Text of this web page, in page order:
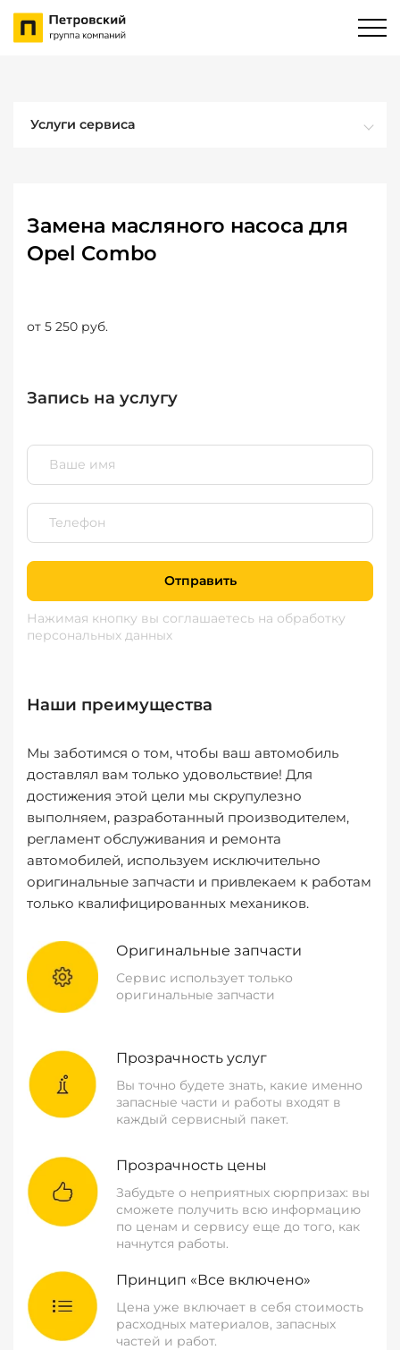
Услуги сервиса
Замена масляного насоса для
Opel Combo
от 5 250 руб.
Запись на услугу
Отправить
Нажимая кнопку вы соглашаетесь на обработку
персональных данных
Наши преимущества
Мы заботимся о том, чтобы ваш автомобиль
доставлял вам только удовольствие! Для
достижения этой цели мы скрупулезно
выполняем, разработанный производителем,
регламент обслуживания и ремонта
автомобилей, используем исключительно
оригинальные запчасти и привлекаем к работам
только квалифицированных механиков.
Оригинальные запчасти
Сервис использует только
оригинальные запчасти
Прозрачность услуг
Вы точно будете знать, какие именно
запасные части и работы входят в
каждый сервисный пакет.
Прозрачность цены
Забудьте о неприятных сюрпризах: вы
сможете получить всю информацию
по ценам и сервису еще до того, как
начнутся работы.
Принцип «Все включено»
Цена уже включает в себя стоимость
расходных материалов, запасных
частей и работ.